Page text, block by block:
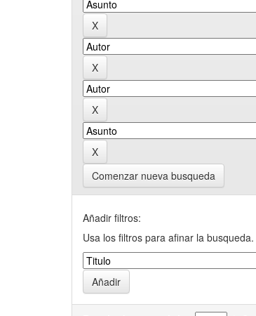
Comenzar nueva busqueda
Añadir filtros:
Usa los filtros para afinar la busqueda.